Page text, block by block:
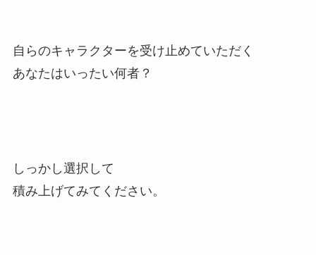
自らのキャラクターを受け止めていただく
あなたはいったい何者？
しっかし選択して
積み上げてみてください。